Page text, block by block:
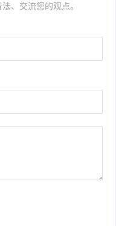
、交流您的观点。